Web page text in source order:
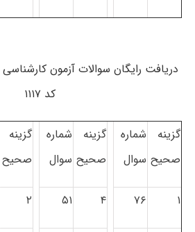
کد ۱۱۱۷
گزینه
صحیح
شماره
سوال
گزینه
صحیح
شماره
سوال
گزینه
صحیح
۱ ۷۶ ۴ ۵۱ ۲